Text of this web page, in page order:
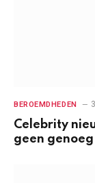
BEROEMDHEDEN
Celebrity
geen